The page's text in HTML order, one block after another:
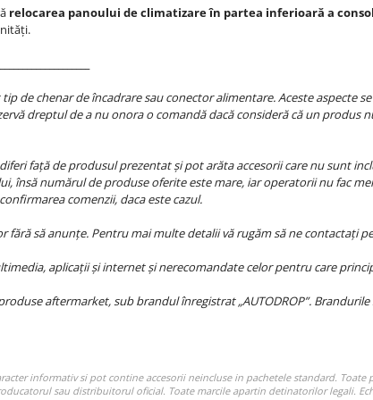
relocarea panoului de climatizare în partea inferioară a
de chenar de încadrare sau conector alimentare. Aceste aspecte
dreptul de a nu onora o comandă dacă consideră că un produs
față de produsul prezentat și pot arăta accesorii care nu sunt
numărul de produse oferite este mare, iar operatorii nu fac
comenzii, daca este cazul.
să anunțe. Pentru mai multe detalii vă rugăm să ne contactați
aplicații și internet și nerecomandate celor pentru care
aftermarket, sub brandul înregistrat „AUTODROP”.